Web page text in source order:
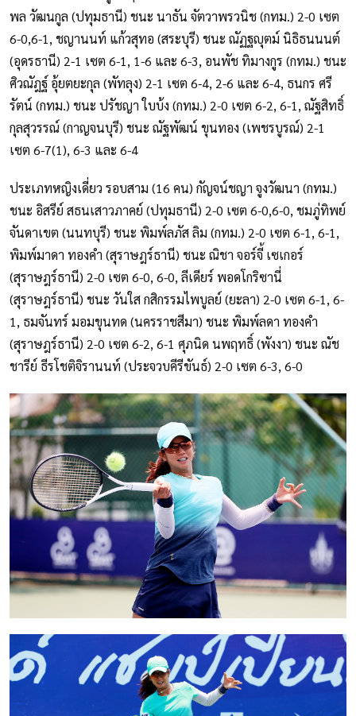
พล วัฒนกูล (ปทุมธานี) ชนะ นาธัน จัตวาพรวนิช (กทม.) 2-0 เซต
6-0,6-1, ชญานนท์ แก้วสุทอ (สระบุรี) ชนะ ณัฏฐญุตม์ นิธิธนนนต์
(อุดรธานี) 2-1 เซต 6-1, 1-6 และ 6-3, อนพัช ทิมางกูร (กทม.) ชนะ
ศิวณัฎฐ์ อุ้ยตยะกุล (พัทลุง) 2-1 เซต 6-4, 2-6 และ 6-4, ธนกร ศรี
รัตน์ (กทม.) ชนะ ปรัชญา ใบบ้ง (กทม.) 2-0 เซต 6-2, 6-1, ณัฐสิทธิ์
กุลสุวรรณ์ (กาญจนบุรี) ชนะ ณัฐพัฒน์ ขุนทอง (เพชรบูรณ์) 2-1
เซต 6-7(1), 6-3 และ 6-4
ประเภทหญิงเดี่ยว รอบสาม (16 คน) กัญจน์ชญา จูงวัฒนา (กทม.)
ชนะ อิสรีย์ สธนเสาวภาคย์ (ปทุมธานี) 2-0 เซต 6-0,6-0, ชมภู่ทิพย์
จันดาเขต (นนทบุรี) ชนะ พิมพ์ลภัส ลิม (กทม.) 2-0 เซต 6-1, 6-1,
พิมพ์มาดา ทองคำ (สุราษฎร์ธานี) ชนะ ณิชา จอร์จี้ เซเกอร์
(สุราษฎร์ธานี) 2-0 เซต 6-0, 6-0, ลีเดียร์ พอดโกริซานี่
(สุราษฎร์ธานี) ชนะ วันใส กสิกรรมไพบูลย์ (ยะลา) 2-0 เซต 6-1, 6-
1, ธมจันทร์ มอมขุนทด (นครราชสีมา) ชนะ พิมพ์ลดา ทองคำ
(สุราษฎร์ธานี) 2-0 เซต 6-2, 6-1 ศุภนิด นพฤทธิ์ (พังงา) ชนะ ณัช
ชารีย์ ธีรโชติจิรานนท์ (ประจวบคีรีขันธ์) 2-0 เซต 6-3, 6-0